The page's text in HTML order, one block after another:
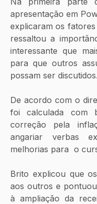
apresentação em
explicaram os
ressaltou a
interessante que
para que outros
possam ser discutidos.
De acordo com o
foi calculada com
correção pela
angariar verbas
melhorias para  o
Brito explicou que
aos outros e
à ampliação da